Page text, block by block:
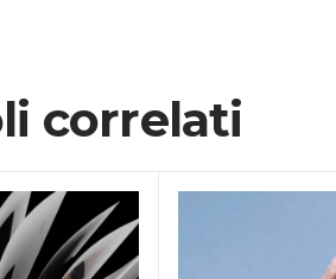
correlati